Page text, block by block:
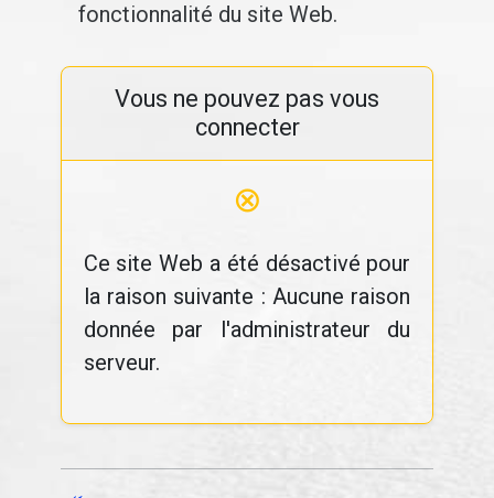
fonctionnalité du site Web.
Vous ne pouvez pas vous
connecter
⊗
Ce site Web a été désactivé pour
la raison suivante : Aucune raison
donnée par l'administrateur du
serveur.